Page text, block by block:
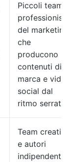
Piccoli team e
professionisti
del marketing
che
producono
contenuti di
marca e video
social dal
ritmo serrato
Team creativi
e autori
indipendenti